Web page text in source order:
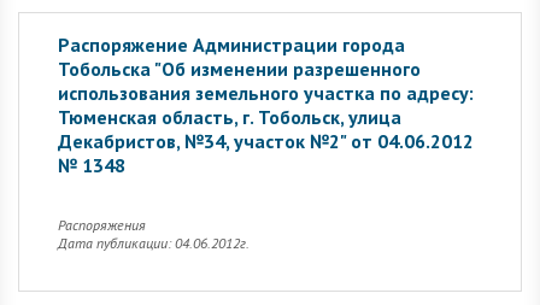
Распоряжение Администрации города
Тобольска "Об изменении разрешенного
использования земельного участка по адресу:
Тюменская область, г. Тобольск, улица
Декабристов, №34, участок №2" от 04.06.2012
№ 1348
Распоряжения
Дата публикации: 04.06.2012г.